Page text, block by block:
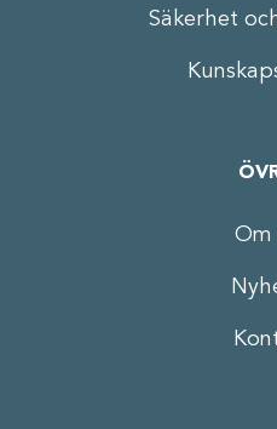
Säkerhet
Om